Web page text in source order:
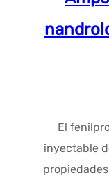
El
inyectable